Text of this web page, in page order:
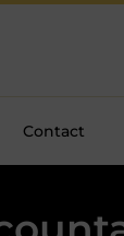
Contact